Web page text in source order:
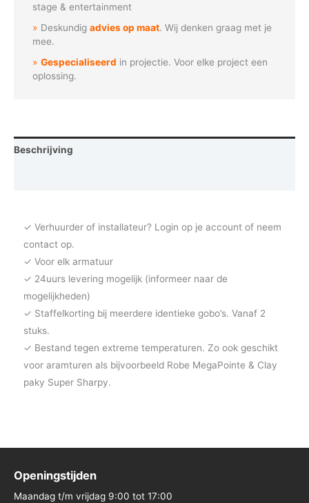
stage & entertainment
Deskundigadvies op maat. Wij denken graag met je
mee.
Gespecialiseerd in projectie. Voor elke project een
oplossing.
Beschrijving
✓ Verhuurder of installateur? Login op je account of neem
contact op.
✓ Voor elk armatuur
✓ 24uurs levering mogelijk (informeer naar de
mogelijkheden)
✓ Staffelkorting bij meerdere identieke gobo’s. Vanaf 2
stuks.
✓ Bestand tegen extreme temperaturen. Zo ook geschikt
voor aramturen als bijvoorbeeld Robe MegaPointe & Clay
paky Super Sharpy.
Openingstijden
Maandag t/m vrijdag 9:00 tot 17:00